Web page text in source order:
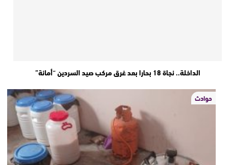
الداخلة.. نجاة 18 بحارا بعد غرق مركب صيد السردين “أمانة”
حوادث